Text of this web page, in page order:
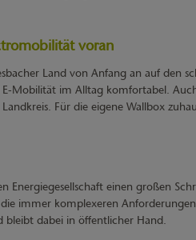
voran
Land von Anfang an auf den
Mobilität im Alltag komfortabel.
Für die eigene Wallbox
Energiegesellschaft einen großen
immer komplexeren
bleibt dabei in öffentlicher Hand.